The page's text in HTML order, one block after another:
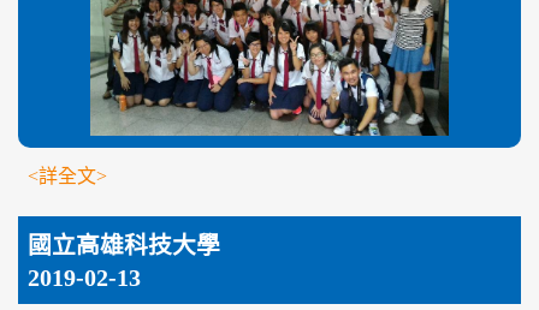
<詳全文>
國立高雄科技大學
2019-02-13